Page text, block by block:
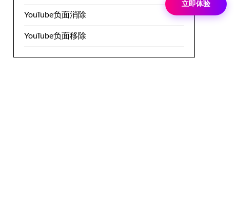
YouTube负面消除
YouTube负面移除
立即体验